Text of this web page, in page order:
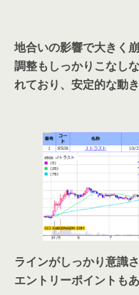
地合いの影響で大きく
調整もしっかりこなし
れており、安定的な動
ラインがしっかり意識
エントリーポイントも